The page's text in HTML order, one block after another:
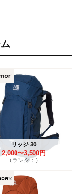
リッジ 30
2,000〜3,500円
（ランク：）